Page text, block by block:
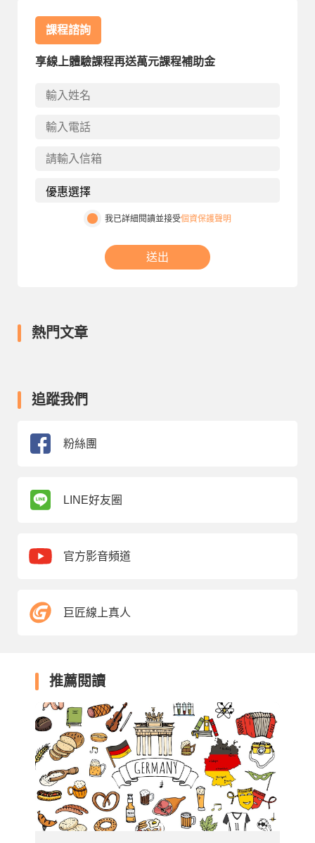
課程諮詢
享線上體驗課程再送萬元課程補助金
我已詳細閱讀並接受個資保護聲明
送出
熱門文章
追蹤我們
粉絲團
LINE好友圈
官方影音頻道
巨匠線上真人
推薦閱讀